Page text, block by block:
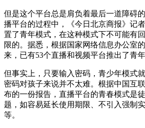
但是这个平台总是肩负着最后一道障碍
播平台的过程中，《今日北京商报》记
置了青年模式，在这种模式下不可能有
限的。据悉，根据国家网络信息办公室
来，已有53个直播和视频平台推出了青年
但事实上，只要输入密码，青少年模式
密码对孩子来说并不太难。根据中国互
布的一份报告，直播平台的青春模式是
题，如容易延长使用期限、不引入强制
等。